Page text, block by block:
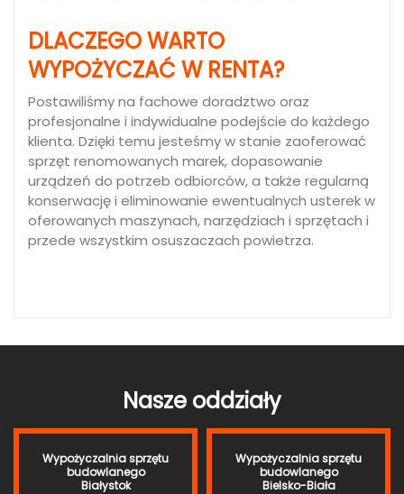
DLACZEGO WARTO
WYPOŻYCZAĆ W RENTA?
Postawiliśmy na fachowe doradztwo oraz
profesjonalne i indywidualne podejście do każdego
klienta. Dzięki temu jesteśmy w stanie zaoferować
sprzęt renomowanych marek, dopasowanie
urządzeń do potrzeb odbiorców, a także regularną
konserwację i eliminowanie ewentualnych usterek w
oferowanych maszynach, narzędziach i sprzętach i
przede wszystkim osuszaczach powietrza.
Nasze oddziały
Wypożyczalnia sprzętu
budowlanego
Białystok
Wypożyczalnia sprzętu
budowlanego
Bielsko-Biała